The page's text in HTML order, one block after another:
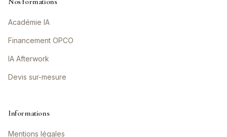
Académie IA
Financement OPCO
IA Afterwork
Devis sur-mesure
Informations
Mentions légales